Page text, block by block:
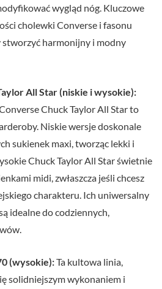
wygląd nóg. Kluczowe
cholewki Converse i fasonu
harmonijny i modny
All Star (niskie i wysokie):
Chuck Taylor All Star to
Niskie wersje doskonale
sukienek maxi, tworząc lekki i
Chuck Taylor All Star świetnie
midi, zwłaszcza jeśli chcesz
charakteru. Ich uniwersalny
idealne do codziennych,
(wysokie):Ta kultowa linia,
solidniejszym wykonaniem i